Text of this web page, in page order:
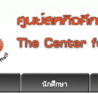
นักศึกษา